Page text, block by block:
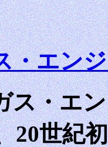
・エン
・エン
20世紀